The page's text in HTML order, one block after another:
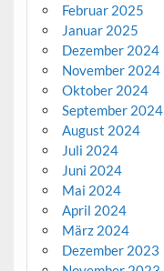
Februar 2025
Januar 2025
Dezember 2024
November 2024
Oktober 2024
September 2024
August 2024
Juli 2024
Juni 2024
Mai 2024
April 2024
März 2024
Dezember 2023